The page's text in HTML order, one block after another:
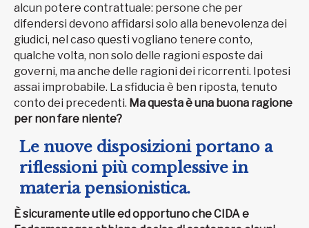
alcun potere contrattuale: persone che per
difendersi devono affidarsi solo alla benevolenza dei
giudici, nel caso questi vogliano tenere conto,
qualche volta, non solo delle ragioni esposte dai
governi, ma anche delle ragioni dei ricorrenti. Ipotesi
assai improbabile. La sfiducia è ben riposta, tenuto
conto dei precedenti. Ma questa è una buona ragione
per non fare niente?
Le nuove disposizioni portano a
riflessioni più complessive in
materia pensionistica.
È sicuramente utile ed opportuno che CIDA e